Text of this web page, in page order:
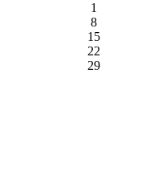
1
8
15
22
29